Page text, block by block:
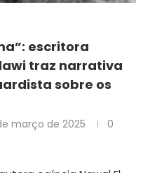
escritora
traz narrativa
sobre os
março de 2025
0